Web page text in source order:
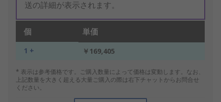
送の詳細が表示されます。
個 単価
1 + ￥169,405
* 表示は参考価格です。ご購入数量によって価格は変動します。なお、
上記数量を大きく超える大量ご購入の際は右下チャットからお問合せ
ください。